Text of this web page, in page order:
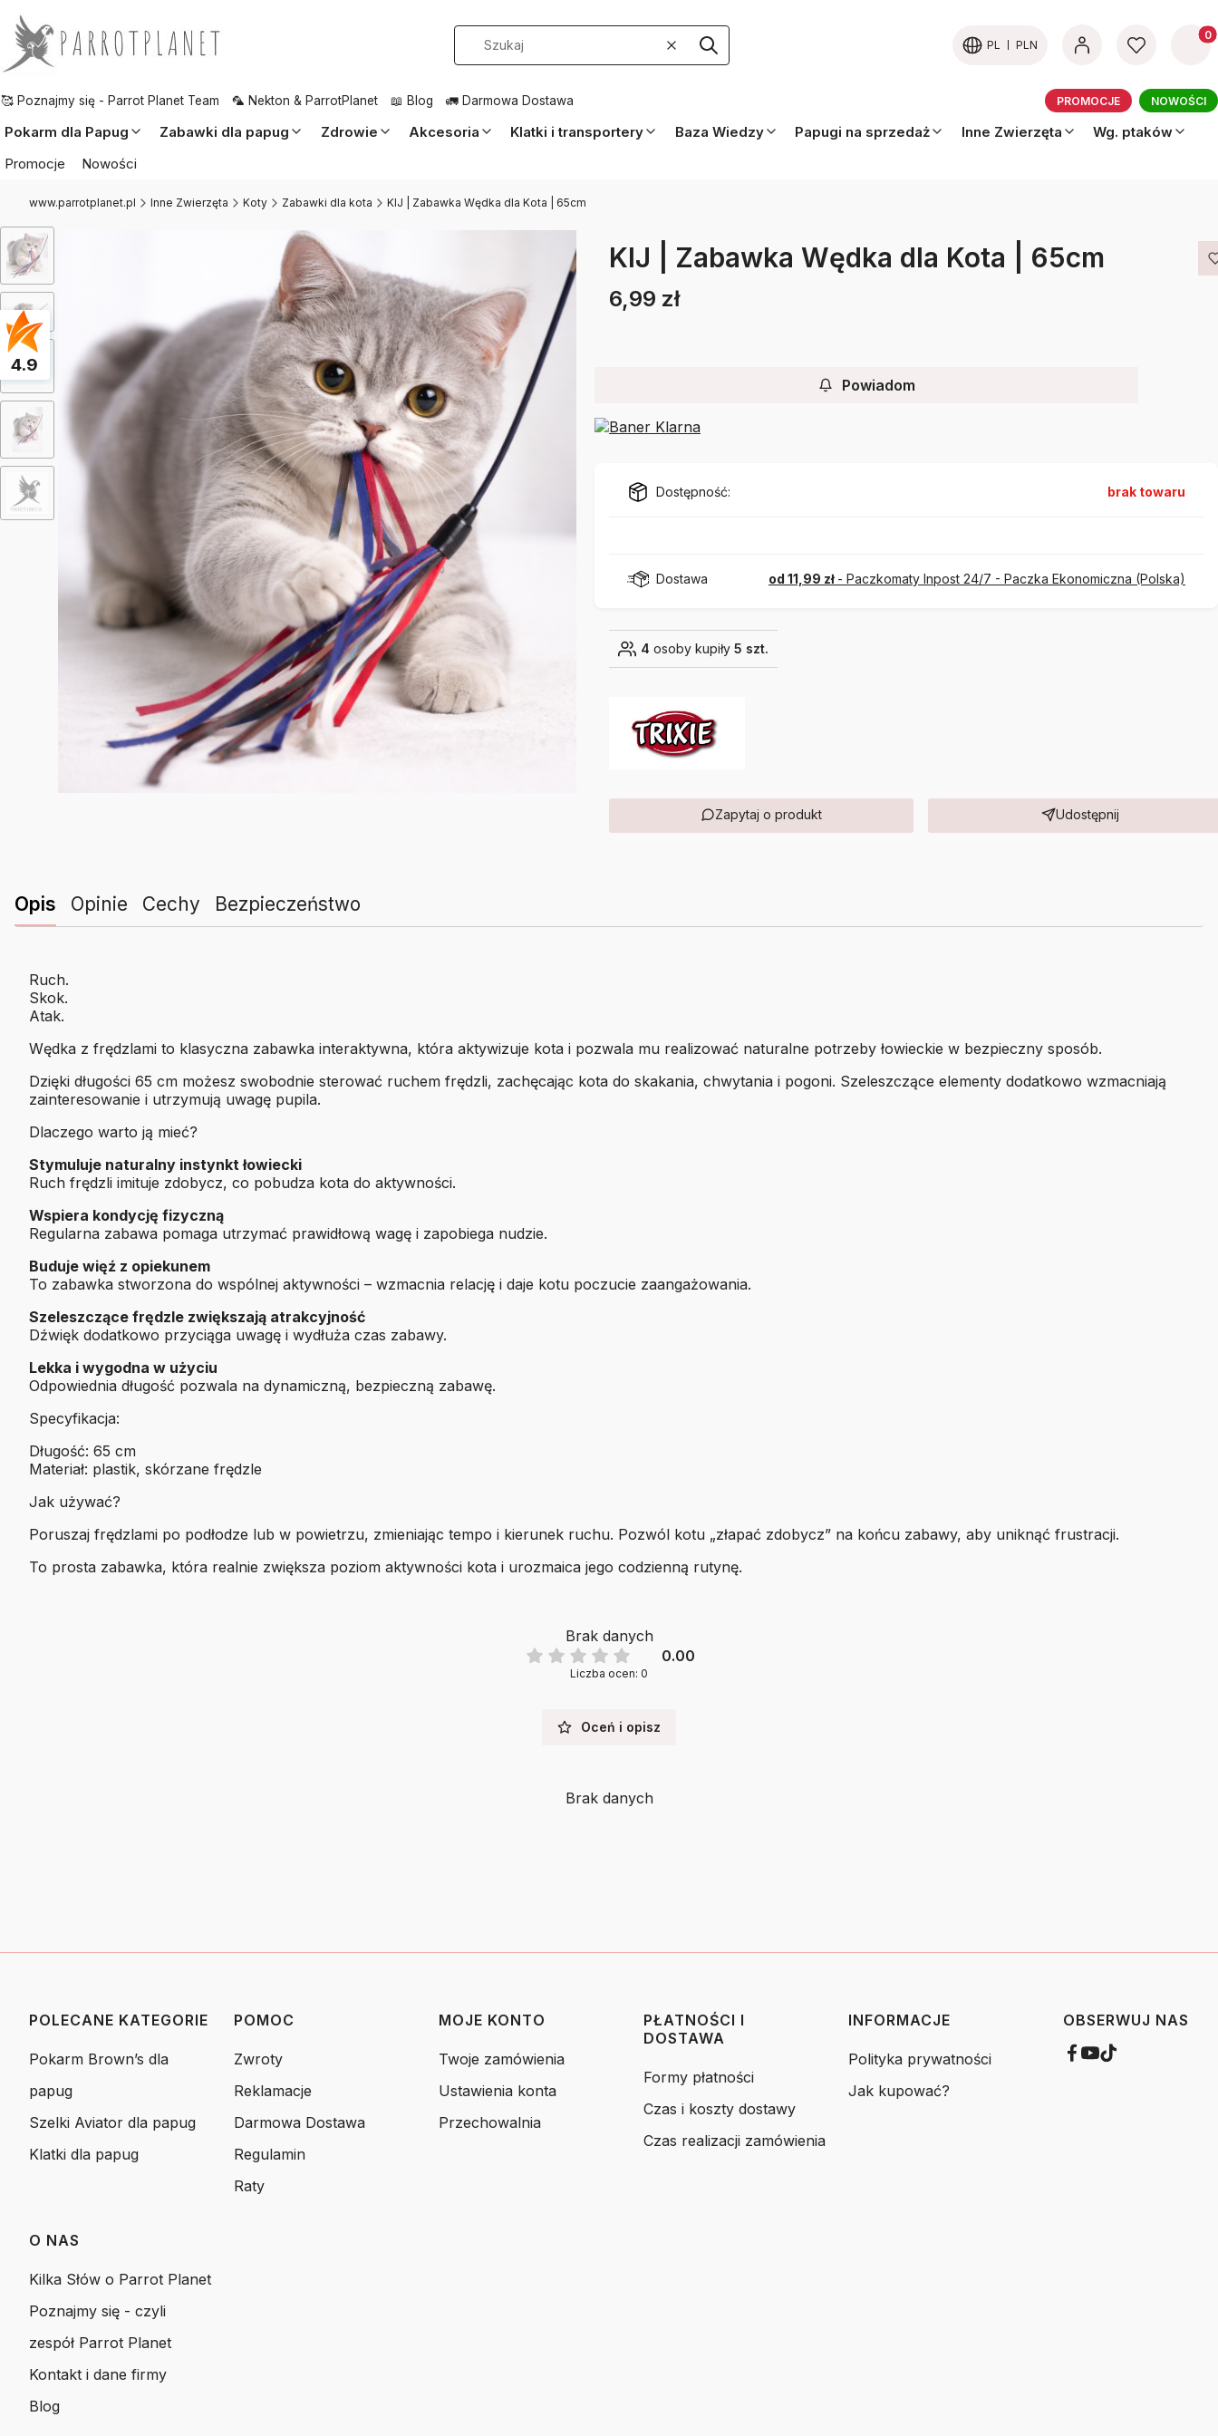
WyczyśćSzukaj PL PLN
🥰 Poznajmy się - Parrot Planet Team 🦜 Nekton & ParrotPlanet 📖 Blog 🚛 Darmowa Dostawa PROMOCJE NOWOŚCI
Pokarm dla Papug Zabawki dla papug Zdrowie Akcesoria Klatki i transportery Baza Wiedzy Papugi na sprzedaż Inne Zwierzęta
Wg. ptaków
Promocje
Nowości
www.parrotplanet.pl Inne Zwierzęta Koty Zabawki dla kota KIJ | Zabawka Wędka dla Kota | 65cm
KIJ | Zabawka Wędka dla Kota | 65cm
Etykiety
Cena
6,99 zł
Powiadom
Dostępność: brak towaru
Dostawa od 11,99 zł - Paczkomaty Inpost 24/7 - Paczka Ekonomiczna (Polska)
4 osoby kupiły 5 szt.
Zapytaj o produkt Udostępnij
Opis Opinie Cechy Bezpieczeństwo
Ruch.
Skok.
Atak.
Wędka z frędzlami to klasyczna zabawka interaktywna, która aktywizuje kota i pozwala mu realizować naturalne potrzeby łowieckie w bezpieczny sposób.
Dzięki długości 65 cm możesz swobodnie sterować ruchem frędzli, zachęcając kota do skakania, chwytania i pogoni. Szeleszczące elementy dodatkowo wzmacniają
zainteresowanie i utrzymują uwagę pupila.
Dlaczego warto ją mieć?
Stymuluje naturalny instynkt łowiecki
Ruch frędzli imituje zdobycz, co pobudza kota do aktywności.
Wspiera kondycję fizyczną
Regularna zabawa pomaga utrzymać prawidłową wagę i zapobiega nudzie.
Buduje więź z opiekunem
To zabawka stworzona do wspólnej aktywności – wzmacnia relację i daje kotu poczucie zaangażowania.
Szeleszczące frędzle zwiększają atrakcyjność
Dźwięk dodatkowo przyciąga uwagę i wydłuża czas zabawy.
Lekka i wygodna w użyciu
Odpowiednia długość pozwala na dynamiczną, bezpieczną zabawę.
Specyfikacja:
Długość: 65 cm
Materiał: plastik, skórzane frędzle
Jak używać?
Poruszaj frędzlami po podłodze lub w powietrzu, zmieniając tempo i kierunek ruchu. Pozwól kotu „złapać zdobycz” na końcu zabawy, aby uniknąć frustracji.
To prosta zabawka, która realnie zwiększa poziom aktywności kota i urozmaica jego codzienną rutynę.
Brak danych
0.00
Liczba ocen: 0
Oceń i opisz
Brak danych
Linki w stopce
POLECANE KATEGORIE
Pokarm Brown’s dla
papug
Szelki Aviator dla papug
Klatki dla papug
POMOC
Zwroty
Reklamacje
Darmowa Dostawa
Regulamin
Raty
MOJE KONTO
Twoje zamówienia
Ustawienia konta
Przechowalnia
PŁATNOŚCI I
DOSTAWA
Formy płatności
Czas i koszty dostawy
Czas realizacji zamówienia
INFORMACJE
Polityka prywatności
Jak kupować?
O NAS
Kilka Słów o Parrot Planet
Poznajmy się - czyli
zespół Parrot Planet
Kontakt i dane firmy
Blog
OBSERWUJ NAS
4.9